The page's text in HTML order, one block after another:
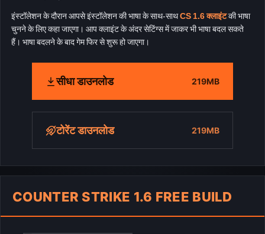
इंस्टॉलेशन के दौरान आपसे इंस्टॉलेशन की भाषा के साथ-साथCS 1.6 क्लाइंटकी भाषा
चुनने के लिए कहा जाएगा। आप क्लाइंट के अंदर सेटिंग्स में जाकर भी भाषा बदल सकते
हैं। भाषा बदलने के बाद गेम फिर से शुरू हो जाएगा।
सीधा डाउनलोड 219MB
टोरेंट डाउनलोड 219MB
COUNTER STRIKE 1.6 FREE BUILD